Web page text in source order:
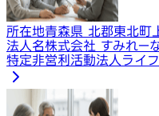
所在地青森県 北郡東北
法人名株式会社 すみれー
特定非営利活動法人ライ